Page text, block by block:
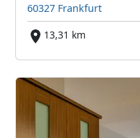
60327 Frankfurt
13,31 km